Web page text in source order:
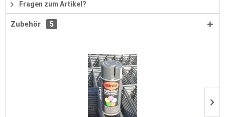
Fragen zum Artikel?
Zubehör 5